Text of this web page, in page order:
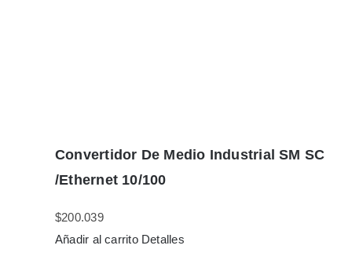
Convertidor De Medio Industrial SM SC
/Ethernet 10/100
$200.039
Añadir al carrito Detalles